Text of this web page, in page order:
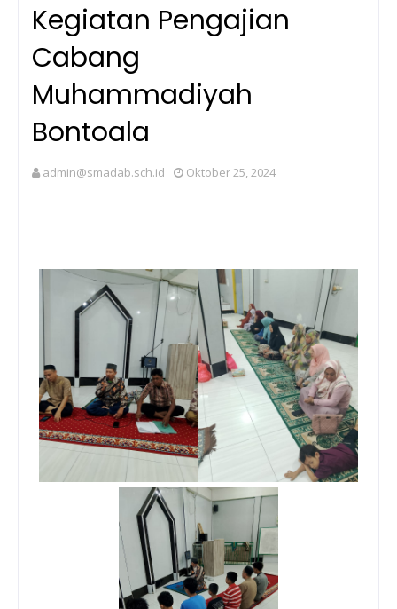
Kegiatan Pengajian
Cabang
Muhammadiyah
Bontoala
admin@smadab.sch.id Oktober 25, 2024